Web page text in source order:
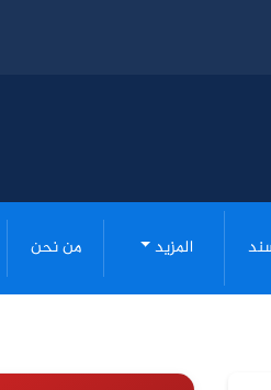
المزيد من نحن